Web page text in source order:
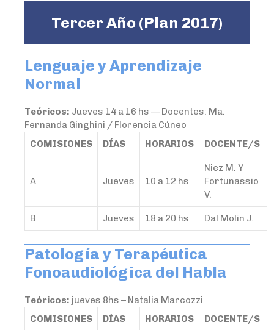
Tercer Año (Plan 2017)
Lenguaje y Aprendizaje
Normal
Teóricos: Jueves 14 a 16 hs — Docentes: Ma.
Fernanda Ginghini / Florencia Cúneo
COMISIONES
DÍAS HORARIOS DOCENTE/S
A Jueves 10 a 12 hs
Niez M. Y
Fortunassio
V.
B Jueves 18 a 20 hs Dal Molin J.
Patología y Terapéutica
Fonoaudiológica del Habla
Teóricos: jueves 8hs – Natalia Marcozzi
COMISIONES
DÍAS HORARIOS DOCENTE/S